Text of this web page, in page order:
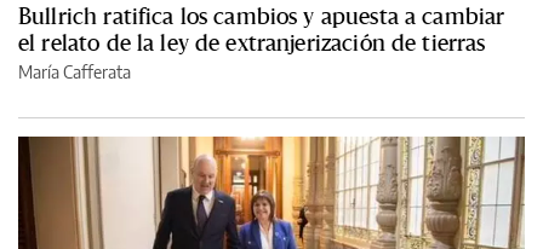
Bullrich ratifica los cambios y apuesta a cambiar
el relato de la ley de extranjerización de tierras
María Cafferata